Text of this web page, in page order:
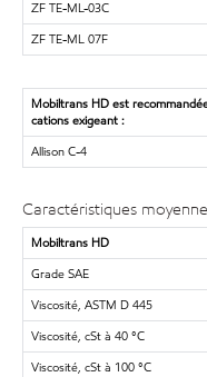
ZF TE-ML-03C
ZF TE-ML 07F
Mobiltrans HD est
cations exigeant :
Allison C-4
Caractéristiques
Mobiltrans HD
Grade SAE
Viscosité, ASTM D 445
Viscosité, cSt à 40 °C
Viscosité, cSt à 100 °C